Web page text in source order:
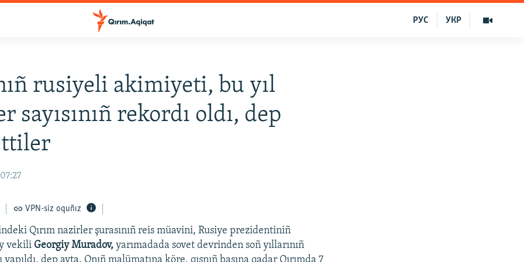
УКР
РУС
rusiyeli akimiyeti, bu yıl
sayısınıñ rekordı oldı, dep
VPN-siz oquñız
Qırım nazirler şurasınıñ reis müavini, Rusiye prezidentiniñ
vekili Georgiy Muradov,yarımadada sovet devrinden soñ yıllarınıñ